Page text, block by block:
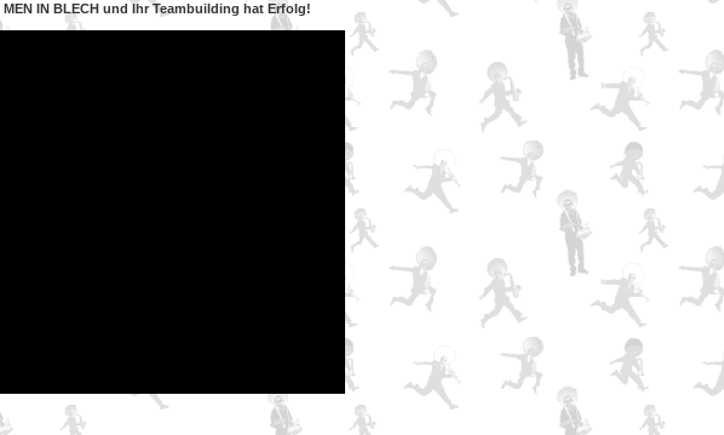
MEN IN BLECH und Ihr Teambuilding hat Erfolg!